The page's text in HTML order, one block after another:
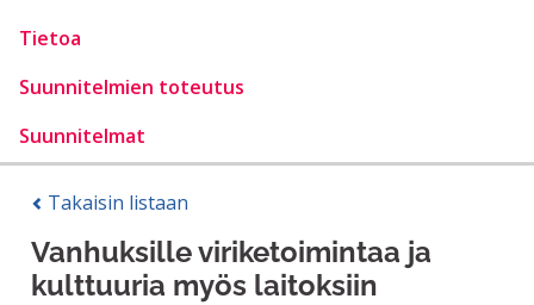
Tietoa
Suunnitelmien toteutus
Suunnitelmat
Takaisin listaan
Vanhuksille viriketoimintaa ja
kulttuuria myös laitoksiin